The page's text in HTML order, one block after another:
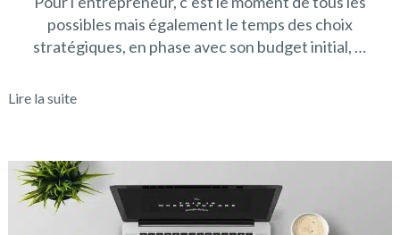
possibles mais également le temps des choix
stratégiques, en phase avec son budget initial, …
Lire la suite